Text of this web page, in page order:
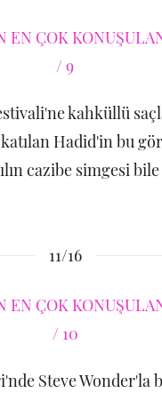
kahküllü
Hadid'in bu
cazibe simgesi
11/16
Steve Wonder'la